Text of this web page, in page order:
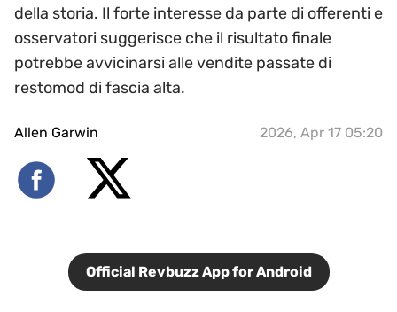
della storia. Il forte interesse da parte di offerenti e
osservatori suggerisce che il risultato finale
potrebbe avvicinarsi alle vendite passate di
restomod di fascia alta.
Allen Garwin 2026, Apr 17 05:20
Official Revbuzz App for Android